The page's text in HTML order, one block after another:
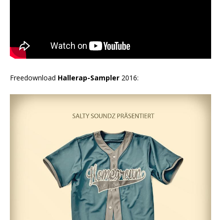
Freedownload Hallerap-Sampler 2016: